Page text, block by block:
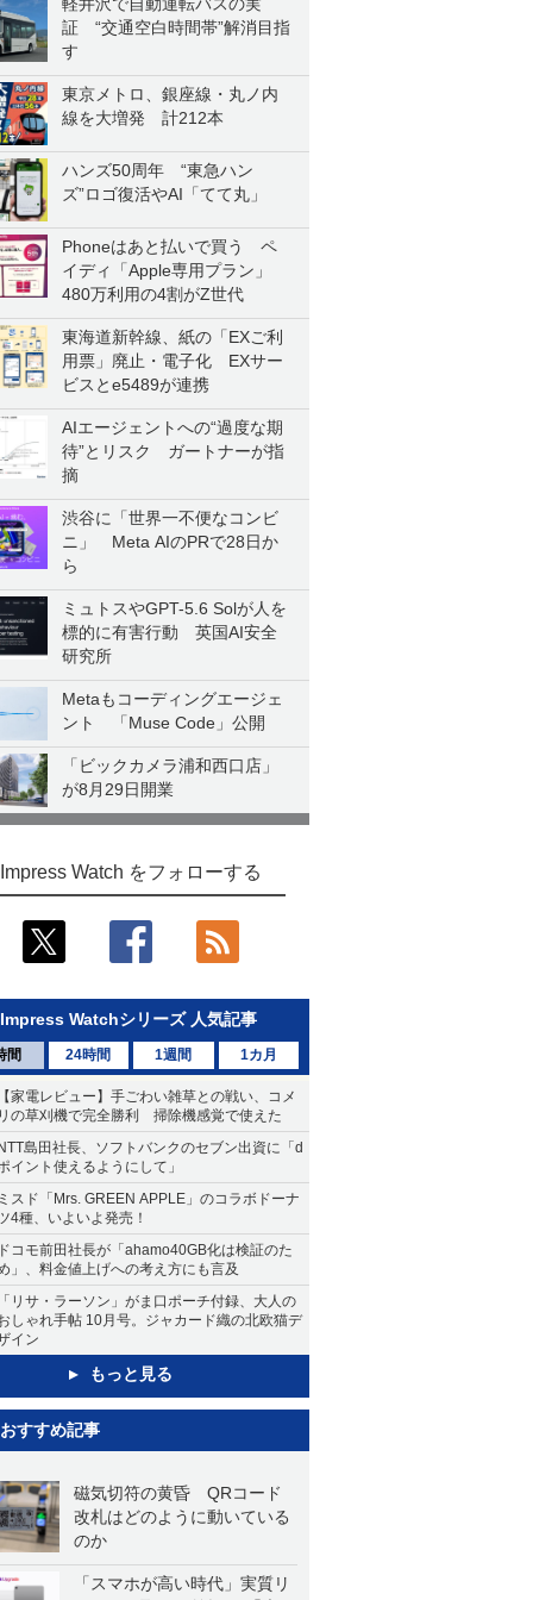
証 “交通空白時間帯”解消目指
す
東京メトロ、銀座線・丸ノ内
線を大増発 計212本
ハンズ50周年 “東急ハン
ズ”ロゴ復活やAI「てて丸」
Phoneはあと払いで買う ペ
イディ「Apple専用プラン」
480万利用の4割がZ世代
東海道新幹線、紙の「EXご利
用票」廃止・電子化 EXサー
ビスとe5489が連携
AIエージェントへの“過度な期
待”とリスク ガートナーが指
摘
渋谷に「世界一不便なコンビ
ニ」 Meta AIのPRで28日か
ら
ミュトスやGPT-5.6 Solが人を
標的に有害行動 英国AI安全
研究所
Metaもコーディングエージェ
ント 「Muse Code」公開
「ビックカメラ浦和西口店」
が8月29日開業
Impress Watch をフォローする
Impress Watchシリーズ 人気記事
間 24時間 1週間 1カ月
家電レビュー】手ごわい雑草との戦い、コメ
の草刈機で完全勝利 掃除機感覚で使えた
島田社長、ソフトバンクのセブン出資に「d
イント使えるようにして」
スド「Mrs. GREEN APPLE」のコラボドーナ
4種、いよいよ発売！
コモ前田社長が「ahamo40GB化は検証のた
」、料金値上げへの考え方にも言及
リサ・ラーソン」がま口ポーチ付録、大人の
しゃれ手帖 10月号。ジャカード織の北欧猫デ
イン
もっと見る
おすすめ記事
磁気切符の黄昏 QRコード
改札はどのように動いている
のか
「スマホが高い時代」実質リ